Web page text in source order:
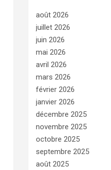
août 2026
juillet 2026
juin 2026
mai 2026
avril 2026
mars 2026
février 2026
janvier 2026
décembre 2025
novembre 2025
octobre 2025
septembre 2025
août 2025